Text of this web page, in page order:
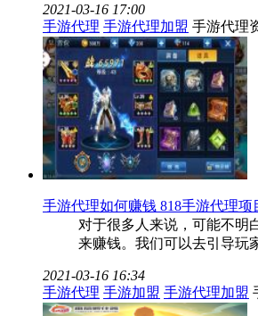
2021-03-16 17:00
手游代理 手游代理加盟 手游代理
手游代理如何赚钱 818手游代理
对于很多人来说，可能不明
来赚钱。我们可以去引导玩
2021-03-16 16:34
手游代理 手游加盟 手游代理加盟